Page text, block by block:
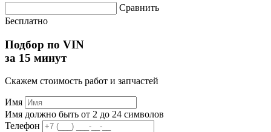
Сравнить
Бесплатно
Подбор по VIN
за 15 минут
Скажем стоимость работ и запчастей
Имя
Имя должно быть от 2 до 24 символов
Телефон